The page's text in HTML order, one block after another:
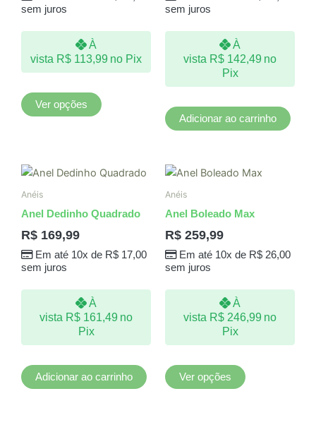
sem juros
À
vista R$113,99 no Pix
Ver opções
podem
escolhidas
página
sem juros
À
vista R$142,49 no
Pix
Adicionar ao carrinho
Anéis
Anel Dedinho Quadrado
R$ 169,99
Em até 10x de R$17,00
sem juros
À
vista R$161,49 no
Pix
Adicionar ao carrinho
Anéis
Anel Boleado Max
R$ 259,99
Em até 10x de R$26,00
sem juros
À
vista R$246,99 no
Pix
Ver opções
Este
As
podem
escolhidas
do